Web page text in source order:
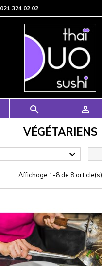
021 324 02 02
 
VÉGÉTARIENS

Affichage 1-8 de 8 article(s)